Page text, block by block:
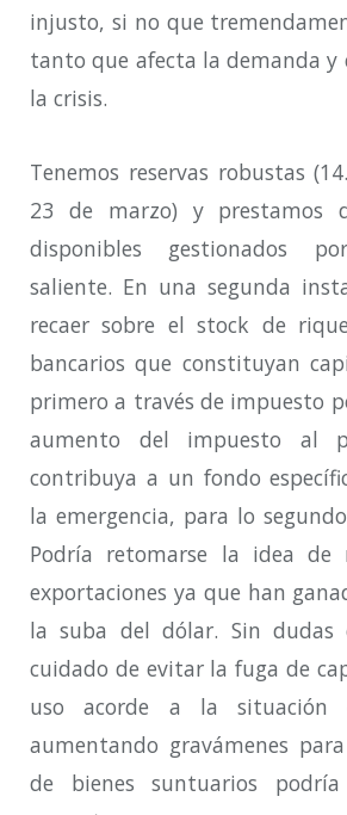
injusto, si no que
tanto que afecta la demanda y
la crisis.
Tenemos reservas robustas
23 de marzo) y prestamos
disponibles gestionados
saliente. En una segunda
recaer sobre el stock de
bancarios que constituyan
primero a través de impuesto
aumento del impuesto al
contribuya a un fondo
la emergencia, para lo
Podría retomarse la idea de
exportaciones ya que han
la suba del dólar. Sin dudas
cuidado de evitar la fuga de
uso acorde a la situación
aumentando gravámenes
de bienes suntuarios